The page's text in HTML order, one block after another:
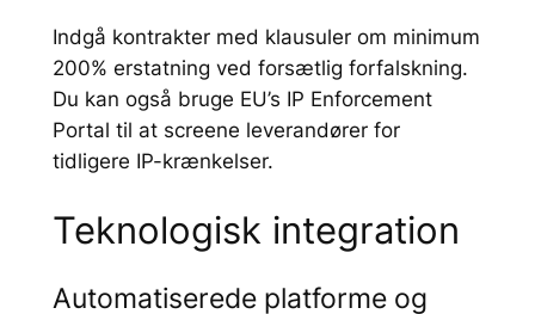
Indgå kontrakter med klausuler om minimum
200% erstatning ved forsætlig forfalskning.
Du kan også bruge EU’s IP Enforcement
Portal til at screene leverandører for
tidligere IP-krænkelser.
Teknologisk integration
Automatiserede platforme og